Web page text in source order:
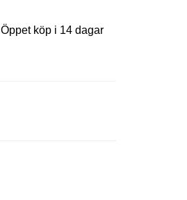
Öppet köp i 14 dagar